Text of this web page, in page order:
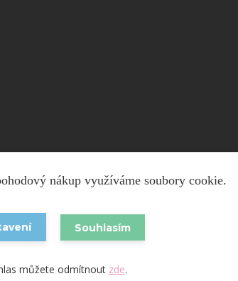
© 2026 Barevnesiti.cz
na
nákup využíváme soubory cookie.
Souhlasím
můžete odmítnout zde.